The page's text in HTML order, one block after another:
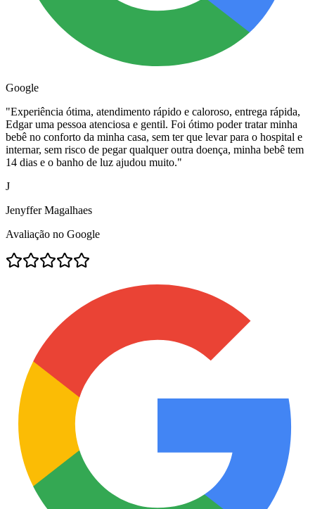
Google
"Experiência ótima, atendimento rápido e caloroso, entrega rápida,
Edgar uma pessoa atenciosa e gentil. Foi ótimo poder tratar minha
bebê no conforto da minha casa, sem ter que levar para o hospital e
internar, sem risco de pegar qualquer outra doença, minha bebê tem
14 dias e o banho de luz ajudou muito."
J
Jenyffer Magalhaes
Avaliação no Google